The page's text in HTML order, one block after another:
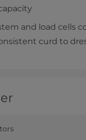
and load cells
curd to